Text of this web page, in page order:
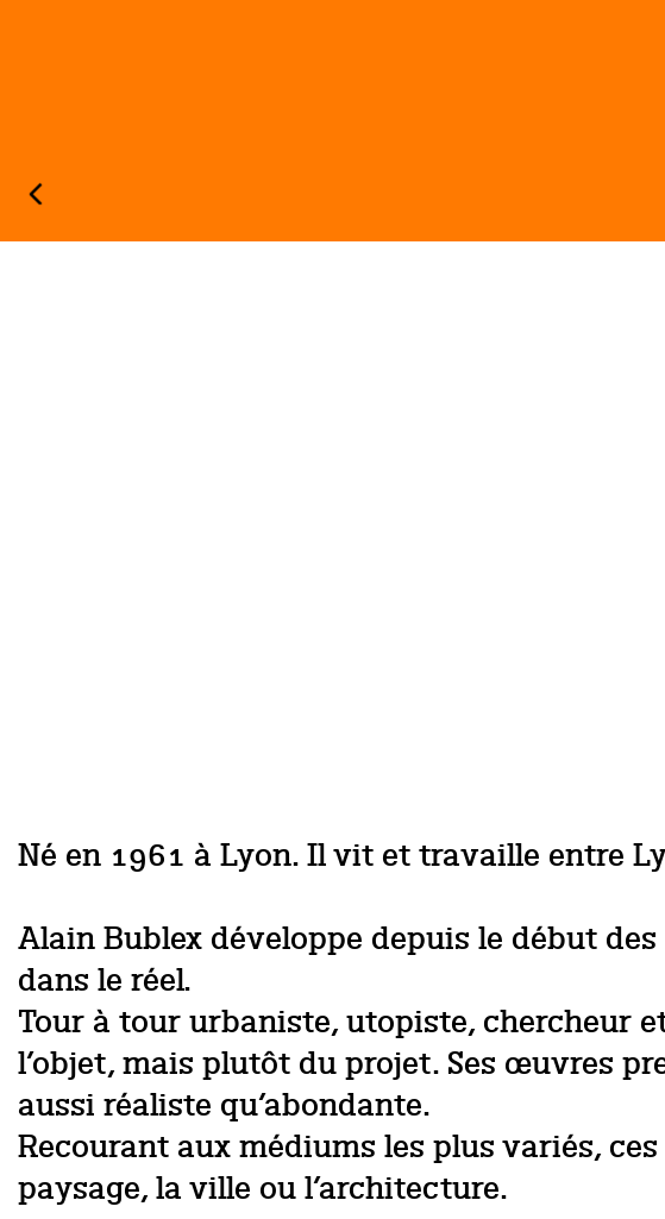
Né en 1961 à Lyon. Il vit et travaille entre
Alain Bublex développe depuis le début
dans le réel.
Tour à tour urbaniste, utopiste, chercheur
l’objet, mais plutôt du projet. Ses œuvres
aussi réaliste qu’abondante.
Recourant aux médiums les plus variés,
paysage, la ville ou l’architecture.